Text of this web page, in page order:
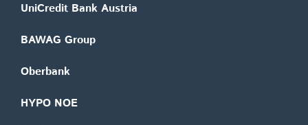
UniCredit Bank Austria
BAWAG Group
Oberbank
HYPO NOE